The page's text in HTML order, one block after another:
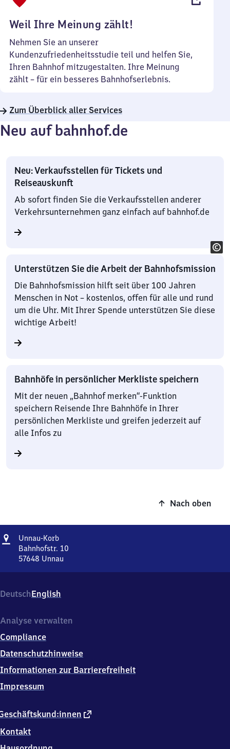
Weil Ihre Meinung zählt!
Nehmen Sie an unserer
Kundenzufriedenheitsstudie teil und helfen Sie,
Ihren Bahnhof mitzugestalten. Ihre Meinung
zählt – für ein besseres Bahnhofserlebnis.
Zum Überblick aller Services
Neu auf bahnhof.de
Neu: Verkaufsstellen für Tickets und
Reiseauskunft
Ab sofort finden Sie die Verkaufsstellen anderer
Verkehrsunternehmen ganz einfach auf bahnhof.de
Unterstützen Sie die Arbeit der Bahnhofsmission
Die Bahnhofsmission hilft seit über 100 Jahren
Menschen in Not – kostenlos, offen für alle und rund
um die Uhr. Mit Ihrer Spende unterstützen Sie diese
wichtige Arbeit!
Bahnhöfe in persönlicher Merkliste speichern
Mit der neuen „Bahnhof merken“-Funktion
speichern Reisende Ihre Bahnhöfe in Ihrer
persönlichen Merkliste und greifen jederzeit auf
alle Infos zu
Nach oben
Adresse
Unnau-KorbUnnau-
Korb
Bahnhofstr. 10
57648 Unnau
Bahnhofstr.
10,
7
4
8
DeutschEnglish
externer
Kontakt
Analyse verwalten
Compliance
Datenschutzhinweise
Informationen zur Barrierefreiheit
Impressum